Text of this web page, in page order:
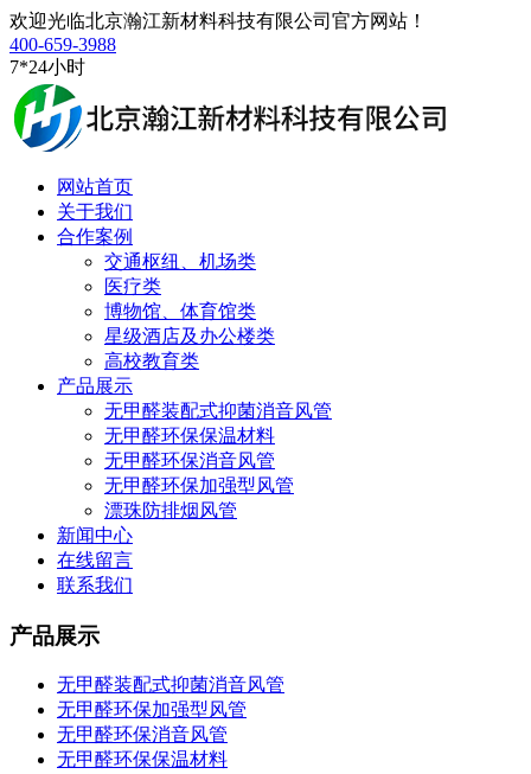
欢迎光临北京瀚江新材料科技有限公司官方网站！
400-659-3988
7*24小时
网站首页
关于我们
合作案例
交通枢纽、机场类
医疗类
博物馆、体育馆类
星级酒店及办公楼类
高校教育类
产品展示
无甲醛装配式抑菌消音风管
无甲醛环保保温材料
无甲醛环保消音风管
无甲醛环保加强型风管
漂珠防排烟风管
新闻中心
在线留言
联系我们
产品展示
无甲醛装配式抑菌消音风管
无甲醛环保加强型风管
无甲醛环保消音风管
无甲醛环保保温材料